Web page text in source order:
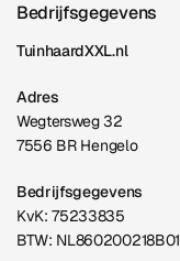
Bedrijfsgegevens
TuinhaardXXL.nl
Adres
Wegtersweg 32
7556 BR Hengelo
Bedrijfsgegevens
KvK: 75233835
BTW: NL860200218B01